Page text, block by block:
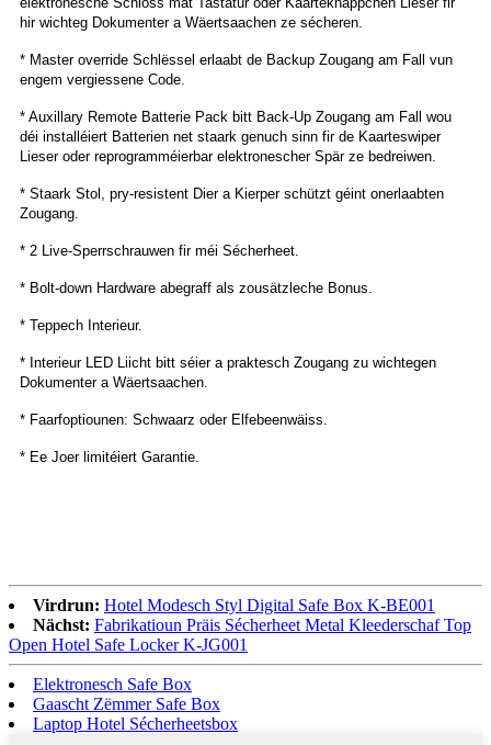
hir wichteg Dokumenter a Wäertsaachen ze sécheren.
* Master override Schlëssel erlaabt de Backup Zougang am Fall vun
engem vergiessene Code.
* Auxillary Remote Batterie Pack bitt Back-Up Zougang am Fall wou
déi installéiert Batterien net staark genuch sinn fir de Kaarteswiper
Lieser oder reprogramméierbar elektronescher Spär ze bedreiwen.
* Staark Stol, pry-resistent Dier a Kierper schützt géint onerlaabten
Zougang.
* 2 Live-Sperrschrauwen fir méi Sécherheet.
* Bolt-down Hardware abegraff als zousätzleche Bonus.
* Teppech Interieur.
* Interieur LED Liicht bitt séier a praktesch Zougang zu wichtegen
Dokumenter a Wäertsaachen.
* Faarfoptiounen: Schwaarz oder Elfebeenwäiss.
* Ee Joer limitéiert Garantie.
Virdrun: Hotel Modesch Styl Digital Safe Box K-BE001
Nächst: Fabrikatioun Präis Sécherheet Metal Kleederschaf Top
Open Hotel Safe Locker K-JG001
Elektronesch Safe Box
Gaascht Zëmmer Safe Box
Laptop Hotel Sécherheetsbox